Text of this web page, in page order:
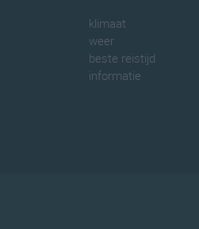
klimaat
weer
beste reistijd
informatie